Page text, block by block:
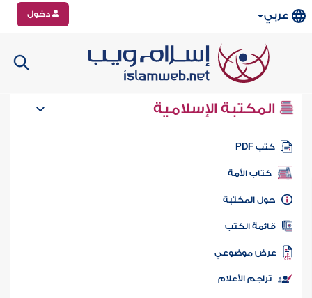
عربي دخول
المكتبة الإسلامية
كتب PDF
كتاب الأمة
المكتبة
الكتب
موضوعي